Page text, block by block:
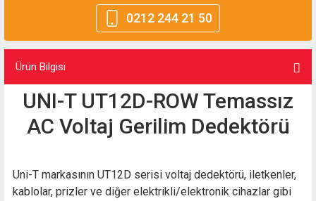
0212 244 21 50
Ürün Bilgisi
UNI-T UT12D-ROW Temassız
AC Voltaj Gerilim Dedektörü
Uni-T markasının UT12D serisi voltaj dedektörü, iletkenler,
kablolar, prizler ve diğer elektrikli/elektronik cihazlar gibi